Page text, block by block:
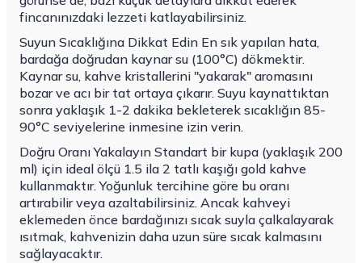
fincanınızdaki lezzeti katlayabilirsiniz.
Suyun Sıcaklığına Dikkat Edin En sık yapılan hata,
bardağa doğrudan kaynar su (100°C) dökmektir.
Kaynar su, kahve kristallerini "yakarak" aromasını
bozar ve acı bir tat ortaya çıkarır. Suyu kaynattıktan
sonra yaklaşık 1-2 dakika bekleterek sıcaklığın 85-
90°C seviyelerine inmesine izin verin.
Doğru Oranı Yakalayın Standart bir kupa (yaklaşık 200
ml) için ideal ölçü 1.5 ila 2 tatlı kaşığı gold kahve
kullanmaktır. Yoğunluk tercihine göre bu oranı
artırabilir veya azaltabilirsiniz. Ancak kahveyi
eklemeden önce bardağınızı sıcak suyla çalkalayarak
ısıtmak, kahvenizin daha uzun süre sıcak kalmasını
sağlayacaktır.